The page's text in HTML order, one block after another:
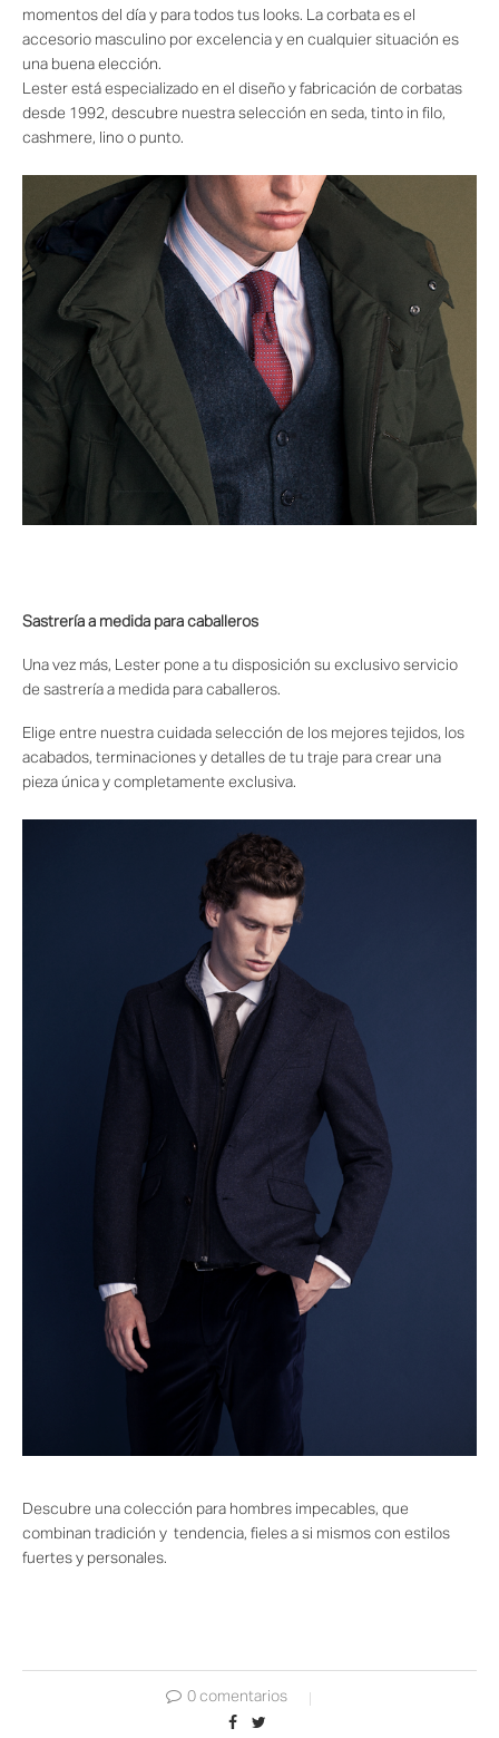
momentos del día y para todos tus looks. La corbata es el
accesorio masculino por excelencia y en cualquier situación es
una buena elección.
Lester está especializado en el diseño y fabricación de corbatas
desde 1992, descubre nuestra selección en seda, tinto in filo,
cashmere, lino o punto.
Sastrería a medida para caballeros
Una vez más, Lester pone a tu disposición su exclusivo servicio
de sastrería a medida para caballeros.
Elige entre nuestra cuidada selección de los mejores tejidos, los
acabados, terminaciones y detalles de tu traje para crear una
pieza única y completamente exclusiva.
Descubre una colección para hombres impecables, que
combinan tradición y tendencia, fieles a si mismos con estilos
fuertes y personales.
0 comentarios